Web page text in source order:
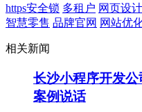
https安全锁 多租户 网页设计
智慧零售 品牌官网 网站优
相关新闻
长沙小程序开发
案例说话